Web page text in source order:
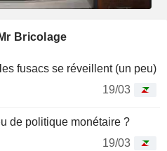
Bricolage
fusacs se réveillent (un peu)
19/03
de politique monétaire ?
19/03